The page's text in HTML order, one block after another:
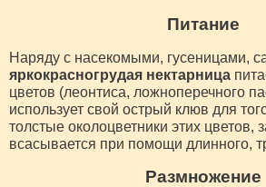
Питание
Наряду с насекомыми, гусеницами,
яркокрасногрудая нектарница
цветов (леонтиса, ложноперечного
использует свой острый клюв для
толстые околоцветники этих цветов,
всасывается при помощи длинного,
Размножение